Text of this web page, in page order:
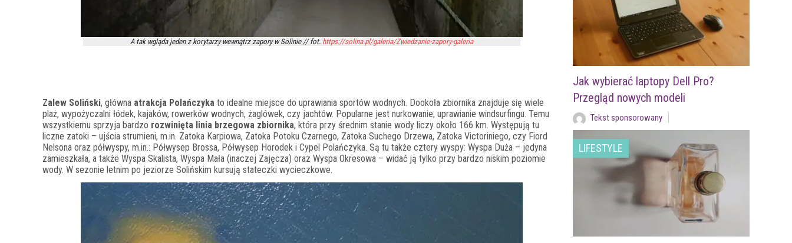
A tak wgląda jeden z korytarzy wewnątrz zapory w Solinie // fot. https://solina.pl/galeria/Zwiedzanie-zapory-galeria
Zalew Soliński, główna atrakcja Polańczyka to idealne miejsce do uprawiania sportów wodnych. Dookoła zbiornika znajduje się wiele
plaż, wypożyczalni łódek, kajaków, rowerków wodnych, żaglówek, czy jachtów. Popularne jest nurkowanie, uprawianie windsurfingu. Temu
wszystkiemu sprzyja bardzo rozwinięta linia brzegowa zbiornika, która przy średnim stanie wody liczy około 166 km. Występują tu
liczne zatoki – ujścia strumieni, m.in. Zatoka Karpiowa, Zatoka Potoku Czarnego, Zatoka Suchego Drzewa, Zatoka Victoriniego, czy Fiord
Nelsona oraz półwyspy, m.in.: Półwysep Brossa, Półwysep Horodek i Cypel Polańczyka. Są tu także cztery wyspy: Wyspa Duża – jedyna
zamieszkała, a także Wyspa Skalista, Wyspa Mała (inaczej Zajęcza) oraz Wyspa Okresowa – widać ją tylko przy bardzo niskim poziomie
wody. W sezonie letnim po jeziorze Solińskim kursują stateczki wycieczkowe.
Jak wybierać laptopy Dell Pro?
Przegląd nowych modeli
Tekst sponsorowany
LIFESTYLE